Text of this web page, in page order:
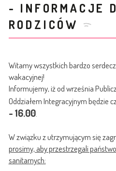
- INFORMACJE
RODZICÓW
Witamy wszystkich bardzo
wakacyjnej!
Informujemy, iż od września
Oddziałem Integracyjnym będzie
- 16.00.
W związku z utrzymującym się
prosimy, aby przestrzegali
sanitarnych: